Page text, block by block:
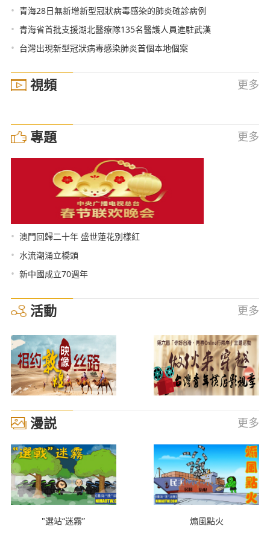
• 青海28日無新增新型冠狀病毒感染的肺炎確診病例
• 青海省首批支援湖北醫療隊135名醫護人員進駐武漢
• 台灣出現新型冠狀病毒感染肺炎首個本地個案
視頻 更多
專題 更多
• 澳門回歸二十年 盛世蓮花別樣紅
• 水流潮涌立橋頭
• 新中國成立70週年
活動 更多
漫説 更多
"選站“迷霧” 煽風點火